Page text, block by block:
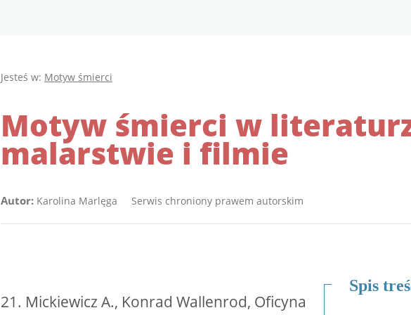
Jesteś w: Motyw śmierci
Motyw śmierci w
malarstwie i filmie
Autor: Karolina Marlęga Serwis chroniony prawem autorskim
Spis
21. Mickiewicz A., Konrad Wallenrod, Oficyna